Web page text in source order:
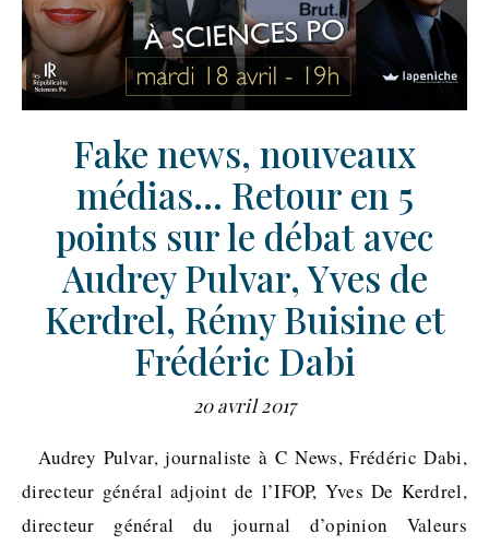
Fake news, nouveaux
médias… Retour en 5
points sur le débat avec
Audrey Pulvar, Yves de
Kerdrel, Rémy Buisine et
Frédéric Dabi
20 avril 2017
Audrey Pulvar, journaliste à C News, Frédéric Dabi,
directeur général adjoint de l’IFOP, Yves De Kerdrel,
directeur général du journal d’opinion Valeurs